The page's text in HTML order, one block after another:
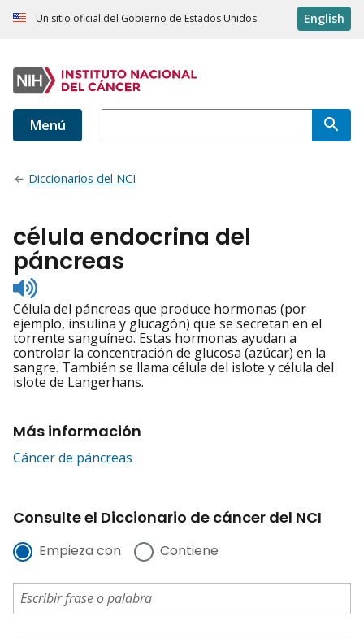
Un sitio oficial del Gobierno de Estados Unidos English
Menú
Diccionarios del NCI
célula endocrina del
páncreas
Listen
to
pronunciation
Célula del páncreas que produce hormonas (por
ejemplo, insulina y glucagón) que se secretan en el
torrente sanguíneo. Estas hormonas ayudan a
controlar la concentración de glucosa (azúcar) en la
sangre. También se llama célula del islote y célula del
islote de Langerhans.
Más información
Cáncer de páncreas
Consulte el Diccionario de cáncer del NCI
Empieza con Contiene